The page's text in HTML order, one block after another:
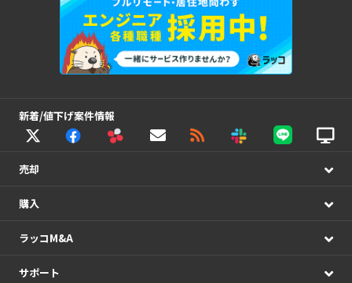
新着/値下げ案件情報
売却
購入
ラッコM&A
サポート